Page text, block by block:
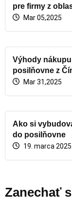
pre firmy z
Mar 05,2025
Výhody
posilňovne z
Mar 31,2025
Ako si
do posilňovne
19. marca 2025
Zanechať